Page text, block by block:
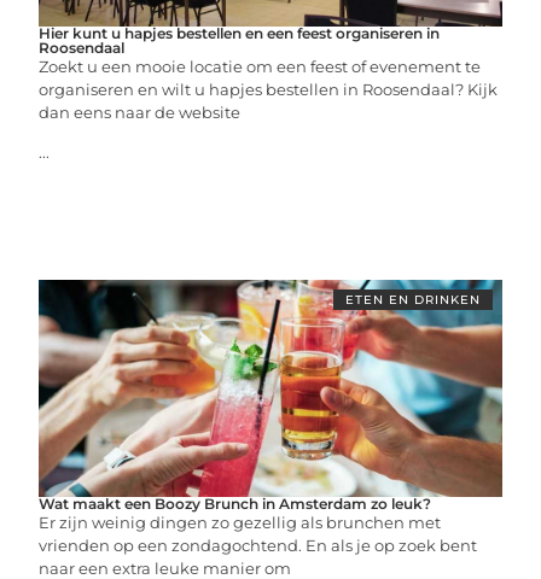
Hier kunt u hapjes bestellen en een feest organiseren in
Roosendaal
Zoekt u een mooie locatie om een feest of evenement te
organiseren en wilt u hapjes bestellen in Roosendaal? Kijk
dan eens naar de website
...
ETEN EN DRINKEN
Wat maakt een Boozy Brunch in Amsterdam zo leuk?
Er zijn weinig dingen zo gezellig als brunchen met
vrienden op een zondagochtend. En als je op zoek bent
naar een extra leuke manier om